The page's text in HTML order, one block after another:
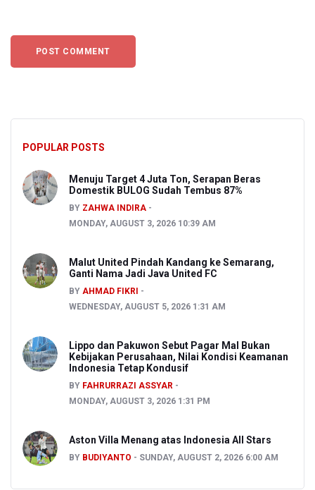
POPULAR POSTS
Menuju Target 4 Juta Ton, Serapan Beras
Domestik BULOG Sudah Tembus 87%
BY ZAHWA INDIRA
MONDAY, AUGUST 3, 2026 10:39 AM
Malut United Pindah Kandang ke Semarang,
Ganti Nama Jadi Java United FC
BY AHMAD FIKRI
WEDNESDAY, AUGUST 5, 2026 1:31 AM
Lippo dan Pakuwon Sebut Pagar Mal Bukan
Kebijakan Perusahaan, Nilai Kondisi Keamanan
Indonesia Tetap Kondusif
BY FAHRURRAZI ASSYAR
MONDAY, AUGUST 3, 2026 1:31 PM
Aston Villa Menang atas Indonesia All Stars
BY BUDIYANTO SUNDAY, AUGUST 2, 2026 6:00 AM